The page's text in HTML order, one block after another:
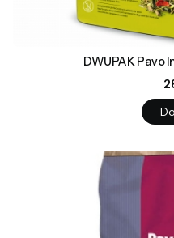
DWUPAK Pavo